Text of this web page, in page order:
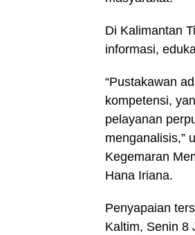
Di Kalimantan
informasi,
“Pustakawan
kompetensi,
pelayanan
menganalisis,”
Kegemaran
Hana Iriana.
Penyapaian
Kaltim, Senin 8